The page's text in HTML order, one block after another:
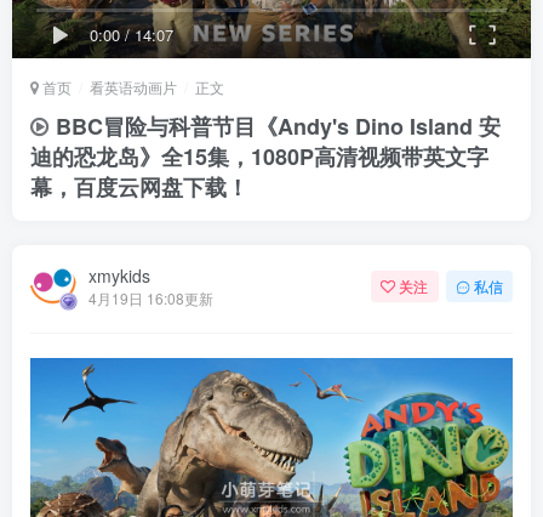
0:00/14:07
首页 看英语动画片 正文
BBC冒险与科普节目《Andy's Dino Island 安
迪的恐龙岛》全15集，1080P高清视频带英文字
幕，百度云网盘下载！
xmykids
4月19日 16:08更新
关注 私信